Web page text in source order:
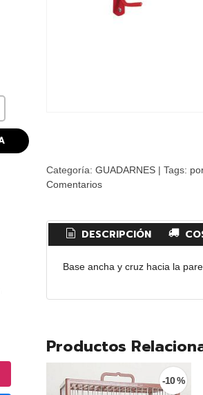
Categoría: GUADARNES| Tags:
Comentarios
DESCRIPCIÓN
Base ancha y cruz hacia la
Productos
-10 %